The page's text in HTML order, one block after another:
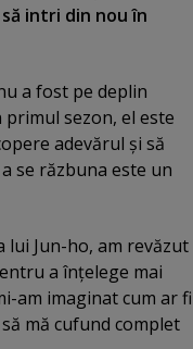
intri din nou în
a fost pe deplin
sezon, el este
adevărul şi să
se răzbuna este un
lui Jun-ho, am revăzut
a înţelege mai
am imaginat cum ar fi
mă cufund complet